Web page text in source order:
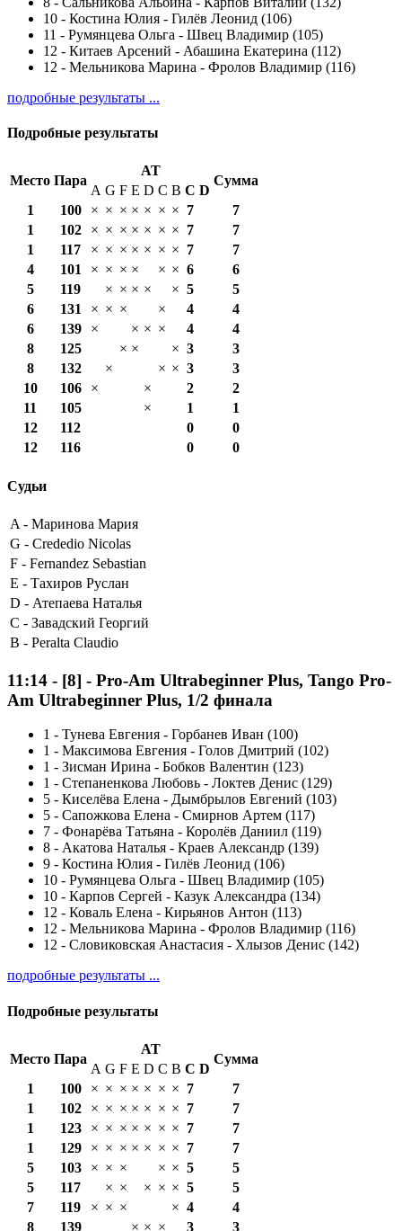
10 - Костина Юлия - Гилёв Леонид (106)
11 - Румянцева Ольга - Швец Владимир (105)
12 - Китаев Арсений - Абашина Екатерина (112)
12 - Мельникова Марина - Фролов Владимир (116)
подробные результаты ...
Подробные результаты
Место Пара
AT
Сумма
A G F E D C B С D
1
100 × × × × × × × 7
7
1
102 × × × × × × × 7
7
1
117 × × × × × × × 7
7
4
101 × × × × × × 6
6
5
119 × × × × × 5
5
6
131 × × × × 4
4
6
139 × × × × 4
4
8
125 × × × 3
3
8
132 × × × 3
3
10
106 × × 2
2
11
105 × 1
1
12
112 0
0
12
116 0 0
Судьи
A - Маринова Мария
G - Crededio Nicolas
F - Fernandez Sebastian
E - Тахиров Руслан
D - Атепаева Наталья
C - Завадский Георгий
B - Peralta Claudio
11:14 - [8] - Pro-Am Ultrabeginner Plus, Tango Pro-
Am Ultrabeginner Plus, 1/2 финала
1 - Тунева Евгения - Горбанев Иван (100)
1 - Максимова Евгения - Голов Дмитрий (102)
1 - Зисман Ирина - Бобков Валентин (123)
1 - Степаненкова Любовь - Локтев Денис (129)
5 - Киселёва Елена - Дымбрылов Евгений (103)
5 - Сапожкова Елена - Смирнов Артем (117)
7 - Фонарёва Татьяна - Королёв Даниил (119)
8 - Акатова Наталья - Краев Александр (139)
9 - Костина Юлия - Гилёв Леонид (106)
10 - Румянцева Ольга - Швец Владимир (105)
10 - Карпов Сергей - Казук Александра (134)
12 - Коваль Елена - Кирьянов Антон (113)
12 - Мельникова Марина - Фролов Владимир (116)
12 - Словиковская Анастасия - Хлызов Денис (142)
подробные результаты ...
Подробные результаты
Место Пара
AT
Сумма
A G F E D C B С D
1
100 × × × × × × × 7
7
1
102 × × × × × × × 7
7
1
123 × × × × × × × 7
7
1
129 × × × × × × × 7
7
5
103 × × × × × 5
5
5
117 × × × × × 5
5
7
119 × × × × 4
4
8
139 × × × 3
3